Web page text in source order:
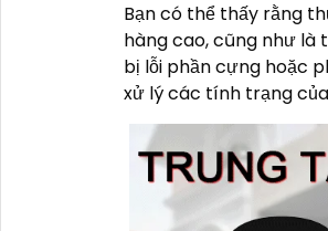
Bạn có thể thấy rằng
hàng cao, cũng như
bị lỗi phần cựng hoặc
xử lý các tính trạng